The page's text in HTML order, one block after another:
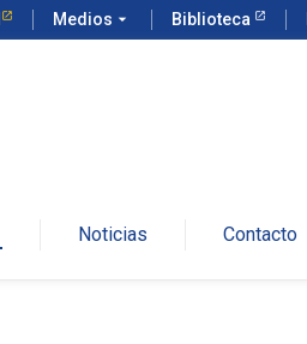
Medios arrow_drop_down Biblioteca
Noticias Contacto